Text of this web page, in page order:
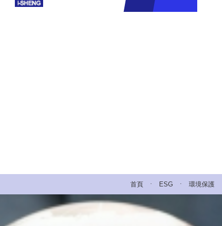
首頁 . ESG . 環境保護